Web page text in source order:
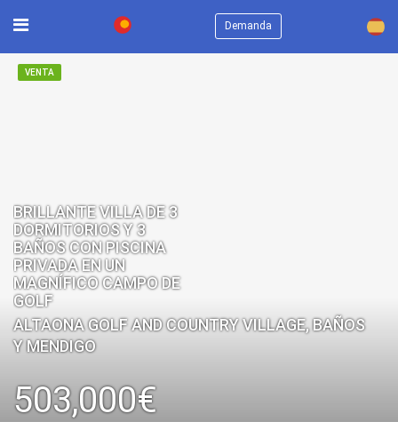
Demanda ×
VENTA
BRILLANTE VILLA DE 3
DORMITORIOS Y 3
BAÑOS CON PISCINA
PRIVADA EN UN
MAGNÍFICO CAMPO DE
GOLF
ALTAONA GOLF AND COUNTRY VILLAGE, BAÑOS
Y MENDIGO
503,000€